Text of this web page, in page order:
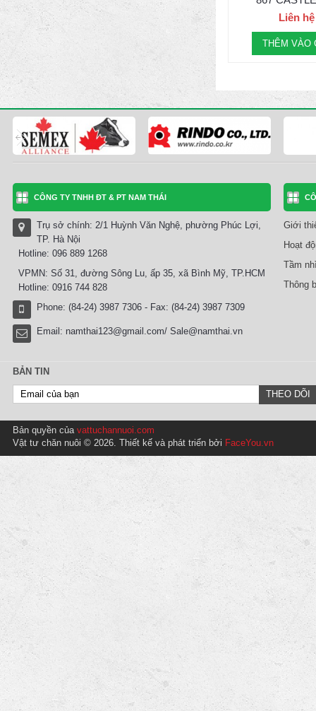
Liên hệ
THÊM VÀO
CÔNG TY TNHH ĐT & PT NAM THÁI
Trụ sở chính: 2/1 Huỳnh Văn Nghệ, phường Phúc Lợi,
TP. Hà Nội
Hotline: 096 889 1268
VPMN: Số 31, đường Sông Lu, ấp 35, xã Bình Mỹ, TP.HCM
Hotline: 0916 744 828
Phone: (84-24) 3987 7306 - Fax: (84-24) 3987 7309
Email: namthai123@gmail.com/ Sale@namthai.vn
Giới
Hoạt
Tầm
Thông
BẢN TIN
Bản quyền của vattuchannuoi.com
Vật tư chăn nuôi © 2026. Thiết kế và phát triển bởi FaceYou.vn